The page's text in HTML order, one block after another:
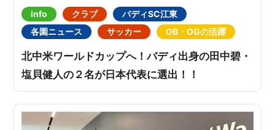
info クラブ
バディSC江東
各園ニュース
サッカー OB・OGの活躍
北中米ワールドカップへ！バディ出身の田中碧・
塩貝健人の２名が日本代表に選出！！